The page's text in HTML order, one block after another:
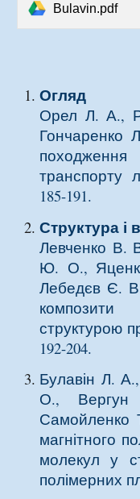
Bulavin.pdf
Огляд
Орел Л. А.,
Гончаренко
транспорту
185-191.
Структура і
Левченко В.
Ю. О.,
Лебедєв Є.
структурою
192-204.
Булавін Л.
О.,
Самойленко
магнітного
молекул у
полімерних